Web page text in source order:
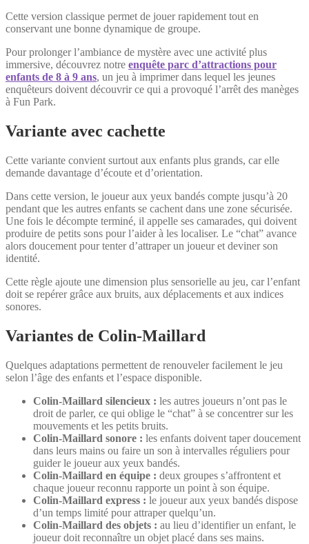
Cette version classique permet de jouer rapidement tout en
conservant une bonne dynamique de groupe.
Pour prolonger l’ambiance de mystère avec une activité plus
immersive, découvrez notre enquête parc d’attractions pour
enfants de 8 à 9 ans, un jeu à imprimer dans lequel les jeunes
enquêteurs doivent découvrir ce qui a provoqué l’arrêt des manèges
à Fun Park.
Variante avec cachette
Cette variante convient surtout aux enfants plus grands, car elle
demande davantage d’écoute et d’orientation.
Dans cette version, le joueur aux yeux bandés compte jusqu’à 20
pendant que les autres enfants se cachent dans une zone sécurisée.
Une fois le décompte terminé, il appelle ses camarades, qui doivent
produire de petits sons pour l’aider à les localiser. Le “chat” avance
alors doucement pour tenter d’attraper un joueur et deviner son
identité.
Cette règle ajoute une dimension plus sensorielle au jeu, car l’enfant
doit se repérer grâce aux bruits, aux déplacements et aux indices
sonores.
Variantes de Colin-Maillard
Quelques adaptations permettent de renouveler facilement le jeu
selon l’âge des enfants et l’espace disponible.
Colin-Maillard silencieux : les autres joueurs n’ont pas le
droit de parler, ce qui oblige le “chat” à se concentrer sur les
mouvements et les petits bruits.
Colin-Maillard sonore : les enfants doivent taper doucement
dans leurs mains ou faire un son à intervalles réguliers pour
guider le joueur aux yeux bandés.
Colin-Maillard en équipe : deux groupes s’affrontent et
chaque joueur reconnu rapporte un point à son équipe.
Colin-Maillard express : le joueur aux yeux bandés dispose
d’un temps limité pour attraper quelqu’un.
Colin-Maillard des objets : au lieu d’identifier un enfant, le
joueur doit reconnaître un objet placé dans ses mains.